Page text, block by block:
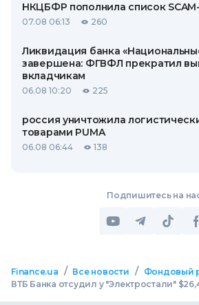
НКЦБФР пополнила список
07.08 06:13 260
Ликвидация банка
завершена: ФГВФЛ прекратил
вкладчикам
06.08 10:20 225
россия уничтожила
товарами PUMA
06.08 06:44 138
Подпишитесь на
Finance.ua / Все новости / Фондовый
ВТБ Банка отсудил у "Электростали"